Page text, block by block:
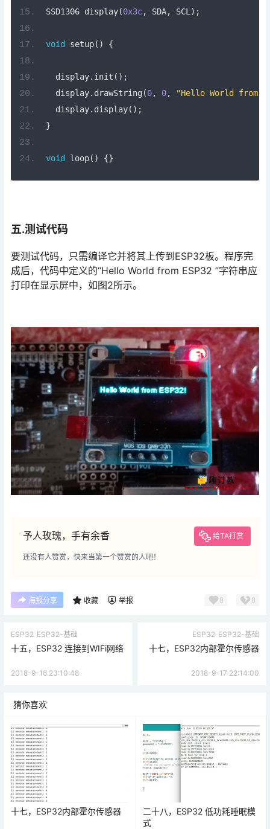
SSD1306 display(0x3c, SDA, SCL);
void setup() {
  display
. init ();
  display
. drawString (0, 0,
"Hello World from
  display
. display();
}
void loop() {}
五.测试代码
要测试代码，只需编译它并将其上传到ESP32板。程序完
成后，代码中定义的“Hello World from ESP32 ”字符串应
打印在显示屏中，如图2所示。
予人玫瑰，手有余香 给TA打赏
还没有人赞赏，快来当第一个赞赏的人吧！
海报分享 收藏 举报 0 0
ESP32 ESP32-基础
十五，ESP32 连接到WIFi网络
2018-9-16 23:10:48
ESP32 ESP32-基础
十七，ESP32内部霍尔传感器
2018-9-17 22:14:00
猜你喜欢
十七，ESP32内部霍尔传感器
二十八，ESP32 低功耗睡眠模
式